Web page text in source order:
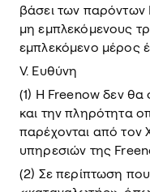
βάσει των παρόντων
μη εμπλεκόμενους
εμπλεκόμενο μέρος
V. Ευθύνη
(1) Η Freenow δεν θα
και την πληρότητα
παρέχονται από τον
υπηρεσιών της
(2) Σε περίπτωση